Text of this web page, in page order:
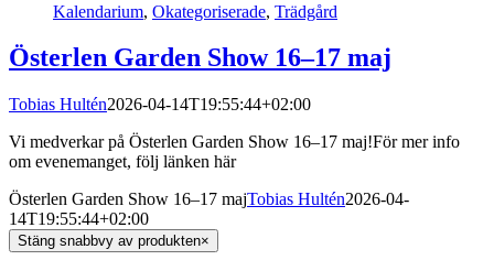
Kalendarium, Okategoriserade, Trädgård
Österlen Garden Show 16–17 maj
Tobias Hultén2026-04-14T19:55:44+02:00
Vi medverkar på Österlen Garden Show 16–17 maj!För mer info
om evenemanget, följ länken här
Österlen Garden Show 16–17 majTobias Hultén2026-04-
14T19:55:44+02:00
Stäng snabbvy av produkten×